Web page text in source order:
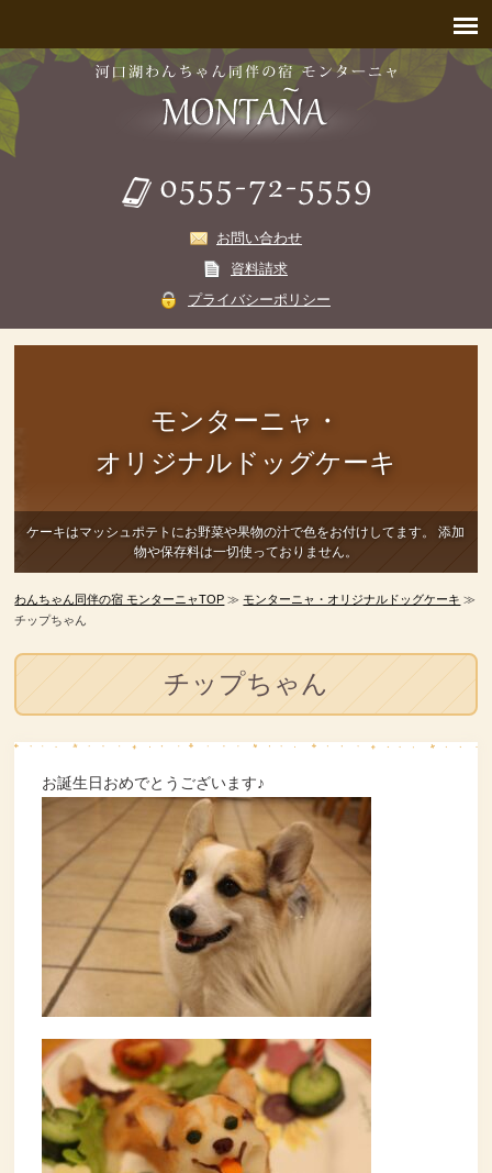
お問い合わせ
資料請求
プライバシーポリシー
モンターニャ・
オリジナルドッグケーキ
ケーキはマッシュポテトにお野菜や果物の汁で色をお付けしてます。
添加
物や保存料は一切使っておりません。
わんちゃん同伴の宿 モンターニャTOP ≫モンターニャ・オリジナルドッグケーキ ≫
チップちゃん
チップちゃん
お誕生日おめでとうございます♪